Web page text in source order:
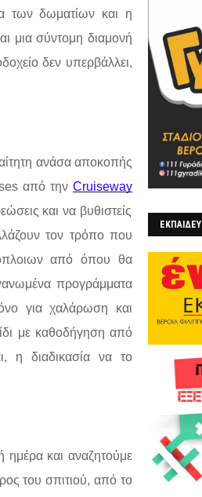
των δωματίων και η
μια σύντομη διαμονή
δεν υπερβάλλει,
ανάσα αποκοπής
από την Cruiseway
και να βυθιστείς
τον τρόπο που
από όπου θα
προγράμματα
για χαλάρωση και
με καθοδήγηση από
η διαδικασία να το
ημέρα και αναζητούμε
του σπιτιού, από το